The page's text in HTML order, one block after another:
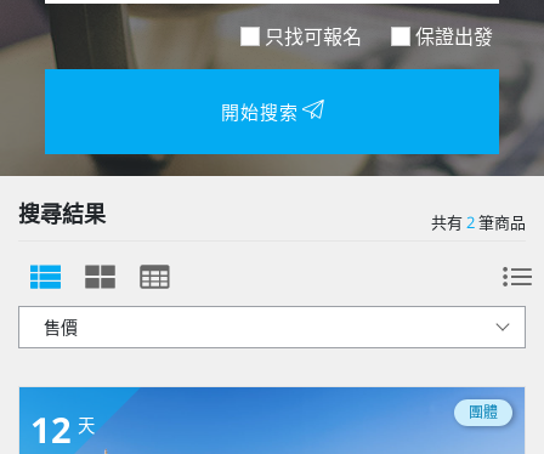
只找可報名 保證出發
開始搜索
搜尋結果 共有2筆商品
12 天
團體